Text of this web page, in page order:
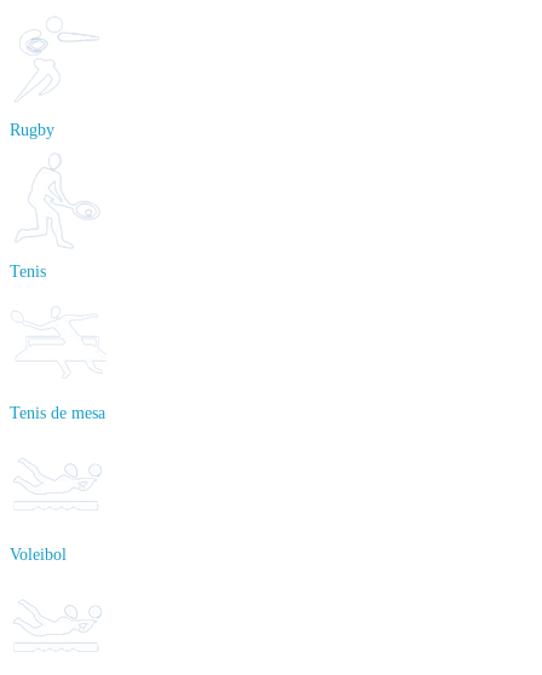
Rugby
Tenis
Tenis de mesa
Voleibol